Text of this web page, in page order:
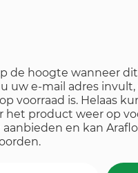
de hoogte wanneer
uw e-mail adres
voorraad is. Helaas
product weer op
en kan